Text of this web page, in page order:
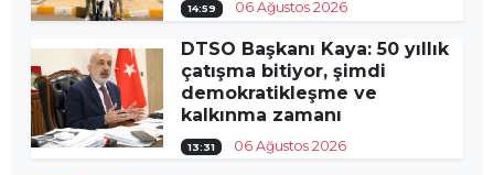
14:59 06 Ağustos 2026
DTSO Başkanı Kaya: 50 yıllık
çatışma bitiyor, şimdi
demokratikleşme ve
kalkınma zamanı
13:31 06 Ağustos 2026